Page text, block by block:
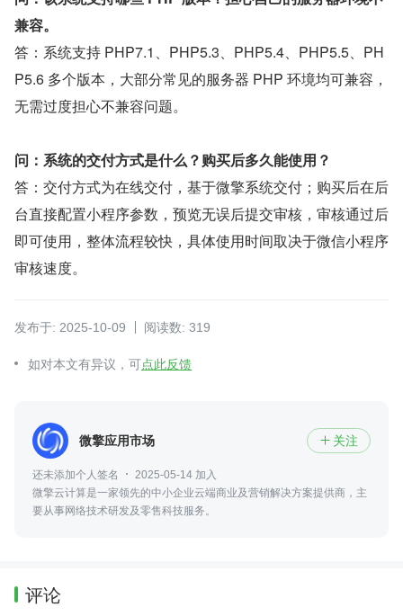
兼容。
答：系统支持 PHP7.1、PHP5.3、PHP5.4、PHP5.5、PH
P5.6 多个版本，大部分常见的服务器 PHP 环境均可兼容，
无需过度担心不兼容问题。
问：系统的交付方式是什么？购买后多久能使用？
答：交付方式为在线交付，基于微擎系统交付；购买后在后
台直接配置小程序参数，预览无误后提交审核，审核通过后
即可使用，整体流程较快，具体使用时间取决于微信小程序
审核速度。
发布于: 2025-10-09 阅读数: 319
如对本文有异议，可点此反馈
微擎应用市场  关注
还未添加个人签名
2025-05-14 加入
微擎云计算是一家领先的中小企业云端商业及营销解决方案提供商，主
要从事网络技术研发及零售科技服务。
评论